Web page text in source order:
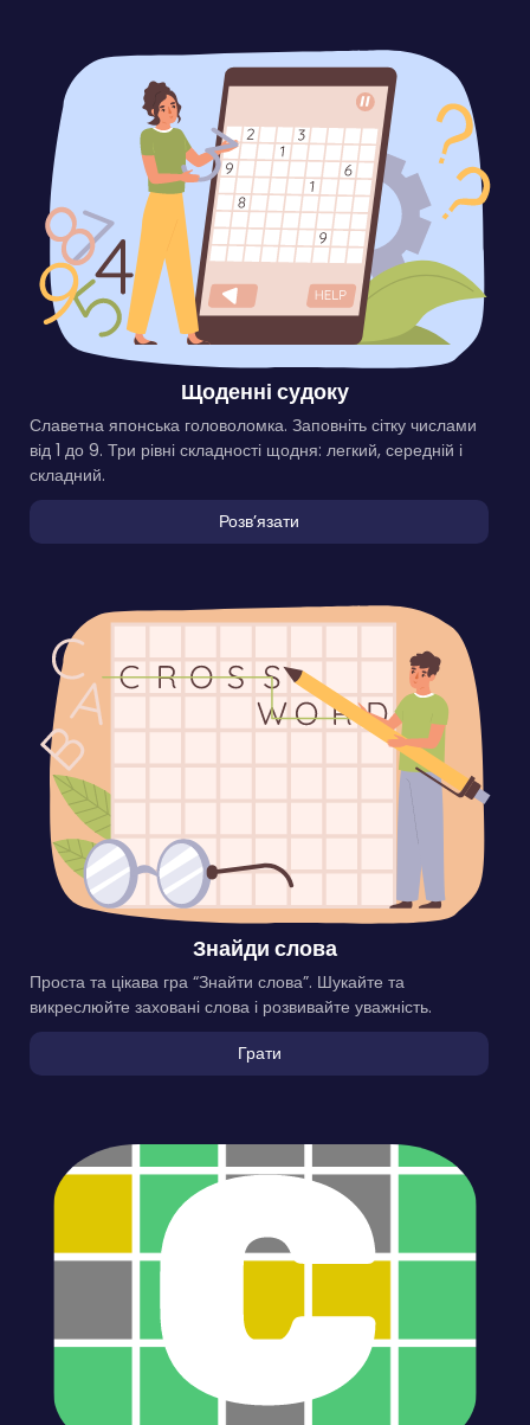
Щоденні судоку
Славетна японська головоломка. Заповніть сітку числами
від 1 до 9. Три рівні складності щодня: легкий, середній і
складний.
Розвʼязати
Знайди слова
Проста та цікава гра “Знайти слова”. Шукайте та
викреслюйте заховані слова і розвивайте уважність.
Грати